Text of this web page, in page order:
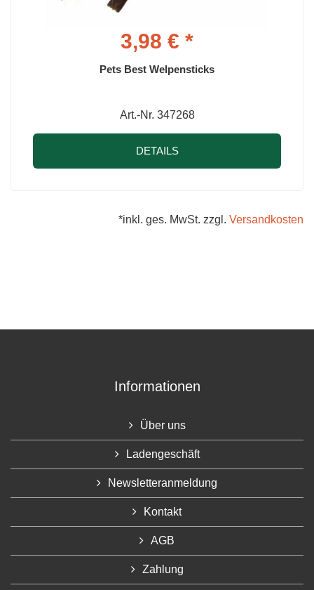
3,98 € *
Pets Best Welpensticks
Art.-Nr. 347268
DETAILS
*inkl. ges. MwSt. zzgl. Versandkosten
Informationen
Über uns
Ladengeschäft
Newsletteranmeldung
Kontakt
AGB
Zahlung